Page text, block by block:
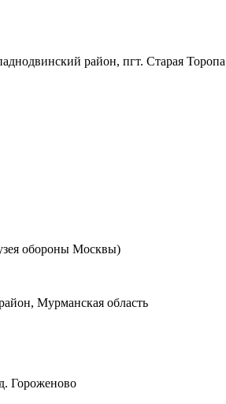
район, пгт. Старая Торопа
обороны Москвы)
Мурманская область
Гороженово